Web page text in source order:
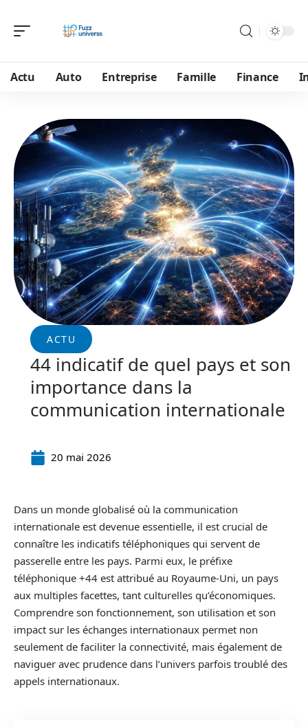
Actu Auto Entreprise Famille Finance
ACTU
44 indicatif de quel pays et son
importance dans la
communication internationale
20 mai 2026
Dans un monde globalisé où la communication
internationale est devenue essentielle, il est crucial de
connaître les indicatifs téléphoniques qui servent de
passerelle entre les pays. Parmi eux, le préfixe
téléphonique +44 est attribué au Royaume-Uni, un pays
aux multiples facettes, tant culturelles qu’économiques.
Comprendre son fonctionnement, son utilisation et son
impact sur les échanges internationaux permet non
seulement de faciliter la connectivité, mais également de
naviguer avec prudence dans l’univers parfois troublé des
appels internationaux.